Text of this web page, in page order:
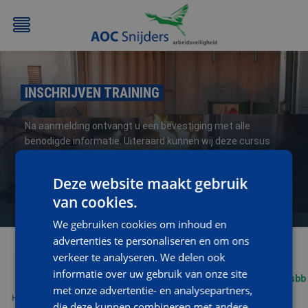
BEHEERDER
/
ATEX
/
NEN3140
BESLOTEN
BHV
INSCHRIJVEN TRAINING
Na aanmelding ontvangt u een bevestiging met alle
benodigde informatie. Uiteraard kunnen wij deze cursus
opleidingen@aoc-snijders.nlof bel met076-5204999
Deze website maakt gebruik
van cookies.
We gebruiken cookies om inhoud en
advertenties te personaliseren en om ons
verkeer te analyseren. We delen ook
informatie over uw gebruik van onze site
met onze advertentie- en analysepartners,